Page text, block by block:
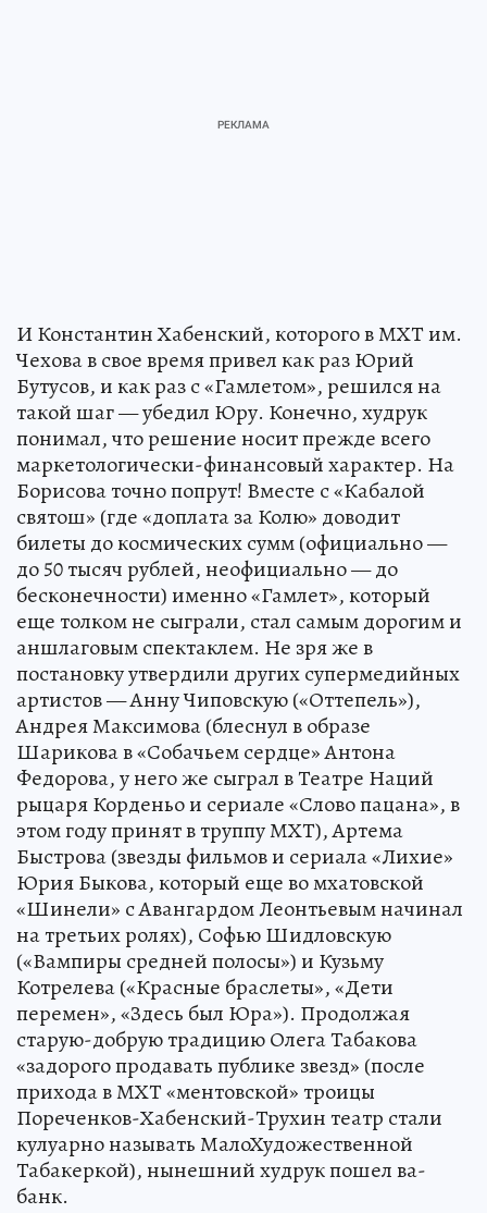
И Константин Хабенский, которого в МХТ им.
Чехова в свое время привел как раз Юрий
Бутусов, и как раз с «Гамлетом», решился на
такой шаг — убедил Юру. Конечно, худрук
понимал, что решение носит прежде всего
маркетологически-финансовый характер. На
Борисова точно попрут! Вместе с «Кабалой
святош» (где «доплата за Колю» доводит
билеты до космических сумм (официально —
до 50 тысяч рублей, неофициально — до
бесконечности) именно «Гамлет», который
еще толком не сыграли, стал самым дорогим и
аншлаговым спектаклем. Не зря же в
постановку утвердили других супермедийных
артистов — Анну Чиповскую («Оттепель»),
Андрея Максимова (блеснул в образе
Шарикова в «Собачьем сердце» Антона
Федорова, у него же сыграл в Театре Наций
рыцаря Корденьо и сериале «Слово пацана», в
этом году принят в труппу МХТ), Артема
Быстрова (звезды фильмов и сериала «Лихие»
Юрия Быкова, который еще во мхатовской
«Шинели» с Авангардом Леонтьевым начинал
на третьих ролях), Софью Шидловскую
(«Вампиры средней полосы») и Кузьму
Котрелева («Красные браслеты», «Дети
перемен», «Здесь был Юра»). Продолжая
старую-добрую традицию Олега Табакова
«задорого продавать публике звезд» (после
прихода в МХТ «ментовской» троицы
Пореченков-Хабенский-Трухин театр стали
кулуарно называть МалоХудожественной
Табакеркой), нынешний худрук пошел ва-
банк.